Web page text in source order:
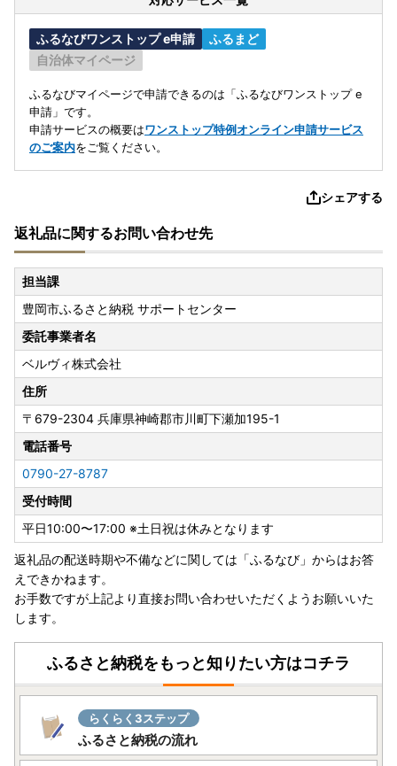
ふるなびワンストップ e申請
ふるまど
自治体マイページ
ふるなびマイページで申請できるのは「ふるなびワンストップ e
申請」です。
申請サービスの概要はワンストップ特例オンライン申請サービス
のご案内をご覧ください。
シェアする
返礼品に関するお問い合わせ先
担当課
豊岡市ふるさと納税 サポートセンター
委託事業者名
ベルヴィ株式会社
住所
〒679-2304 兵庫県神崎郡市川町下瀬加195-1
電話番号
0790-27-8787
受付時間
平日10:00〜17:00 ※土日祝は休みとなります
返礼品の配送時期や不備などに関しては「ふるなび」からはお答
えできかねます。
お手数ですが上記より直接お問い合わせいただくようお願いいた
します。
ふるさと納税をもっと知りたい方はコチラ
らくらく3ステップ
ふるさと納税の流れ